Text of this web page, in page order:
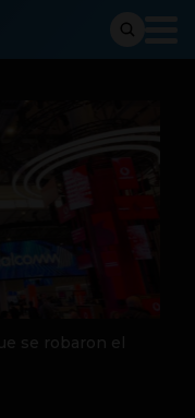
se robaron el